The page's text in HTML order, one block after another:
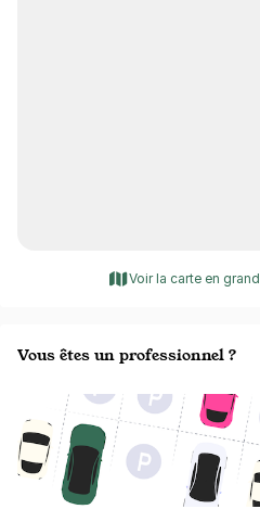
Voir la carte en grand
Vous êtes un professionnel ?